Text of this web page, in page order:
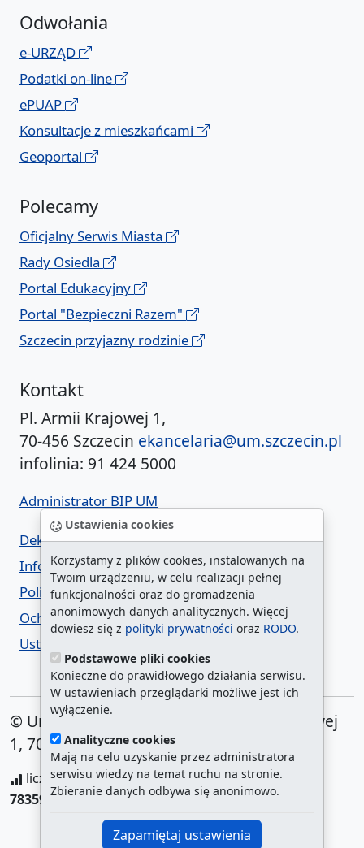
Ustawienia cookies
Korzystamy z plików cookies, instalowanych na
Twoim urządzeniu, w celu realizacji pełnej
funkcjonalności oraz do gromadzenia
anonimowych danych analitycznych. Więcej
dowiesz się z polityki prywatności oraz RODO.
Podstawowe pliki cookies
Konieczne do prawidłowego działania serwisu.
W ustawieniach przeglądarki możliwe jest ich
wyłączenie.
Analityczne cookies
Mają na celu uzyskanie przez administratora
serwisu wiedzy na temat ruchu na stronie.
Zbieranie danych odbywa się anonimowo.
Zapamiętaj ustawienia
Odwołania
e-URZĄD
Podatki on-line
ePUAP
Konsultacje z mieszkańcami
Geoportal
Polecamy
Oficjalny Serwis Miasta
Rady Osiedla
Portal Edukacyjny
Portal "Bezpieczni Razem"
Szczecin przyjazny rodzinie
Kontakt
Pl. Armii Krajowej 1,
70-456 Szczecin ekancelaria@um.szczecin.pl
infolinia: 91 424 5000
Administrator BIP UM
Deklaracja dostępności
Informacja o urzędzie w ETR
Polityka prywatności
Ochrona danych osobowych
Ustawienia cookies
© Urząd Miasta Szczecin. Plac Armii Krajowej
1, 70-456 Szczecin
liczba wyświetleń:208307247/ aktualna strona:
783593/najczęściej odwiedzane strony